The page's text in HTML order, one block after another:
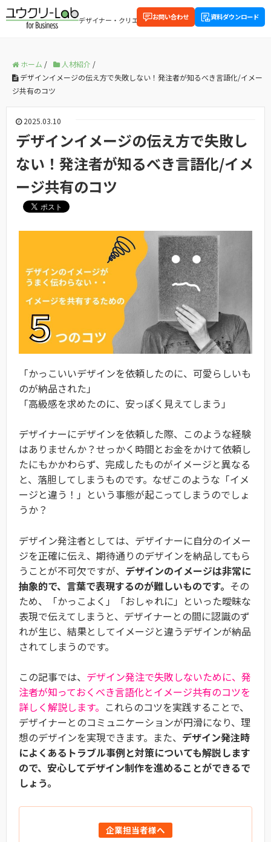
デザイナー・クリエイティブに関する企業向け情報を配信中
お問い合わせ 資料ダウンロード
ホーム / 人材紹介 /
デザインイメージの伝え方で失敗しない！発注者が知るべき言語化/イメー
ジ共有のコツ
2025.03.10
デザインイメージの伝え方で失敗し
ない！発注者が知るべき言語化/イメ
ージ共有のコツ
「かっこいいデザインを依頼したのに、可愛らしいも
のが納品された」
「高級感を求めたのに、安っぽく見えてしまう」
デザイナーにデザインを依頼した際、このような経験
はありませんか？せっかく時間とお金をかけて依頼し
たにもかかわらず、完成したものがイメージと異なる
と、落胆してしまうものです。なぜこのような「イメ
ージと違う！」という事態が起こってしまうのでしょ
うか？
デザイン発注者としては、デザイナーに自分のイメー
ジを正確に伝え、期待通りのデザインを納品してもら
うことが不可欠ですが、 デザインのイメージは非常に
抽象的で、言葉で表現するのが難しいものです。 その
ため、「かっこよく」「おしゃれに」といった曖昧な
表現で伝えてしまうと、デザイナーとの間に認識のず
れが生じ、結果としてイメージと違うデザインが納品
されてしまうのです。
この記事では、 デザイン発注で失敗しないために、発
注者が知っておくべき言語化とイメージ共有のコツを
詳しく解説します。 これらのコツを実践することで、
デザイナーとのコミュニケーションが円滑になり、理
想のデザインを実現できます。また、 デザイン発注時
によくあるトラブル事例と対策についても解説します
ので、安心してデザイン制作を進めることができるで
しょう。
企業担当者様へ